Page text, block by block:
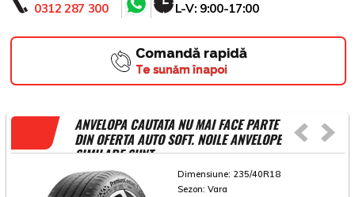
0312 287 300 L-V: 9:00-17:00
Comandă rapidă
Te sunăm înapoi
ANVELOPA CAUTATA NU MAI FACE PARTE
DIN OFERTA AUTO SOFT. NOILE ANVELOPE
SIMILARE SUNT
Dimensiune: 235/40R18
Sezon: Vara